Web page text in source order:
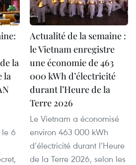
la
la
le 6
Actualité de la semaine :
le Vietnam enregistre
une économie de 463
000 kWh d’électricité
durant l’Heure de la
Terre 2026
Le Vietnam a économisé
environ 463 000 kWh
d’électricité durant l’Heure
de la Terre 2026, selon les